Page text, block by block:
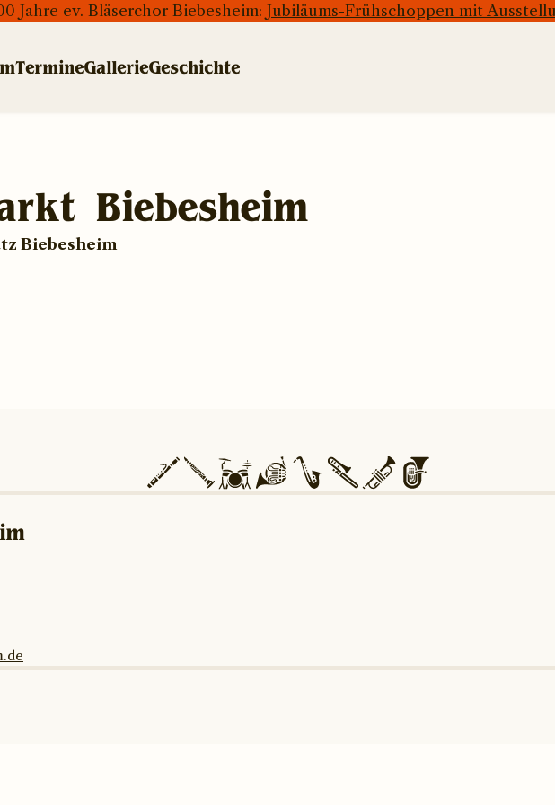
Jahre ev. Bläserchor Biebesheim: Jubiläums-Frühschoppen mit
TermineGallerieGeschichte
Biebesheim
Biebesheim